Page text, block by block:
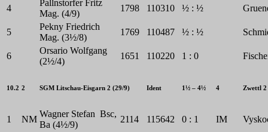
4
Pallnstorfer Fritz
Mag. (4/9)
1798 110310 ½ : ½
5
Pekny Friedrich
Mag. (3½/8)
1769 110487 ½ : ½
6
Orsario Wolfgang
(2½/4)
1651 110220 1 : 0
10.2 2 SGM Litschau-Eisgarn 2 (29/9) Ident 1½ – 4½ 4 Zwettl
1 NM
Wagner Stefan Bsc,
Ba (4½/9)
2114 115642 0 : 1 IM